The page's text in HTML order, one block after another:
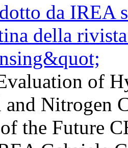
of
Nitrogen
the Future